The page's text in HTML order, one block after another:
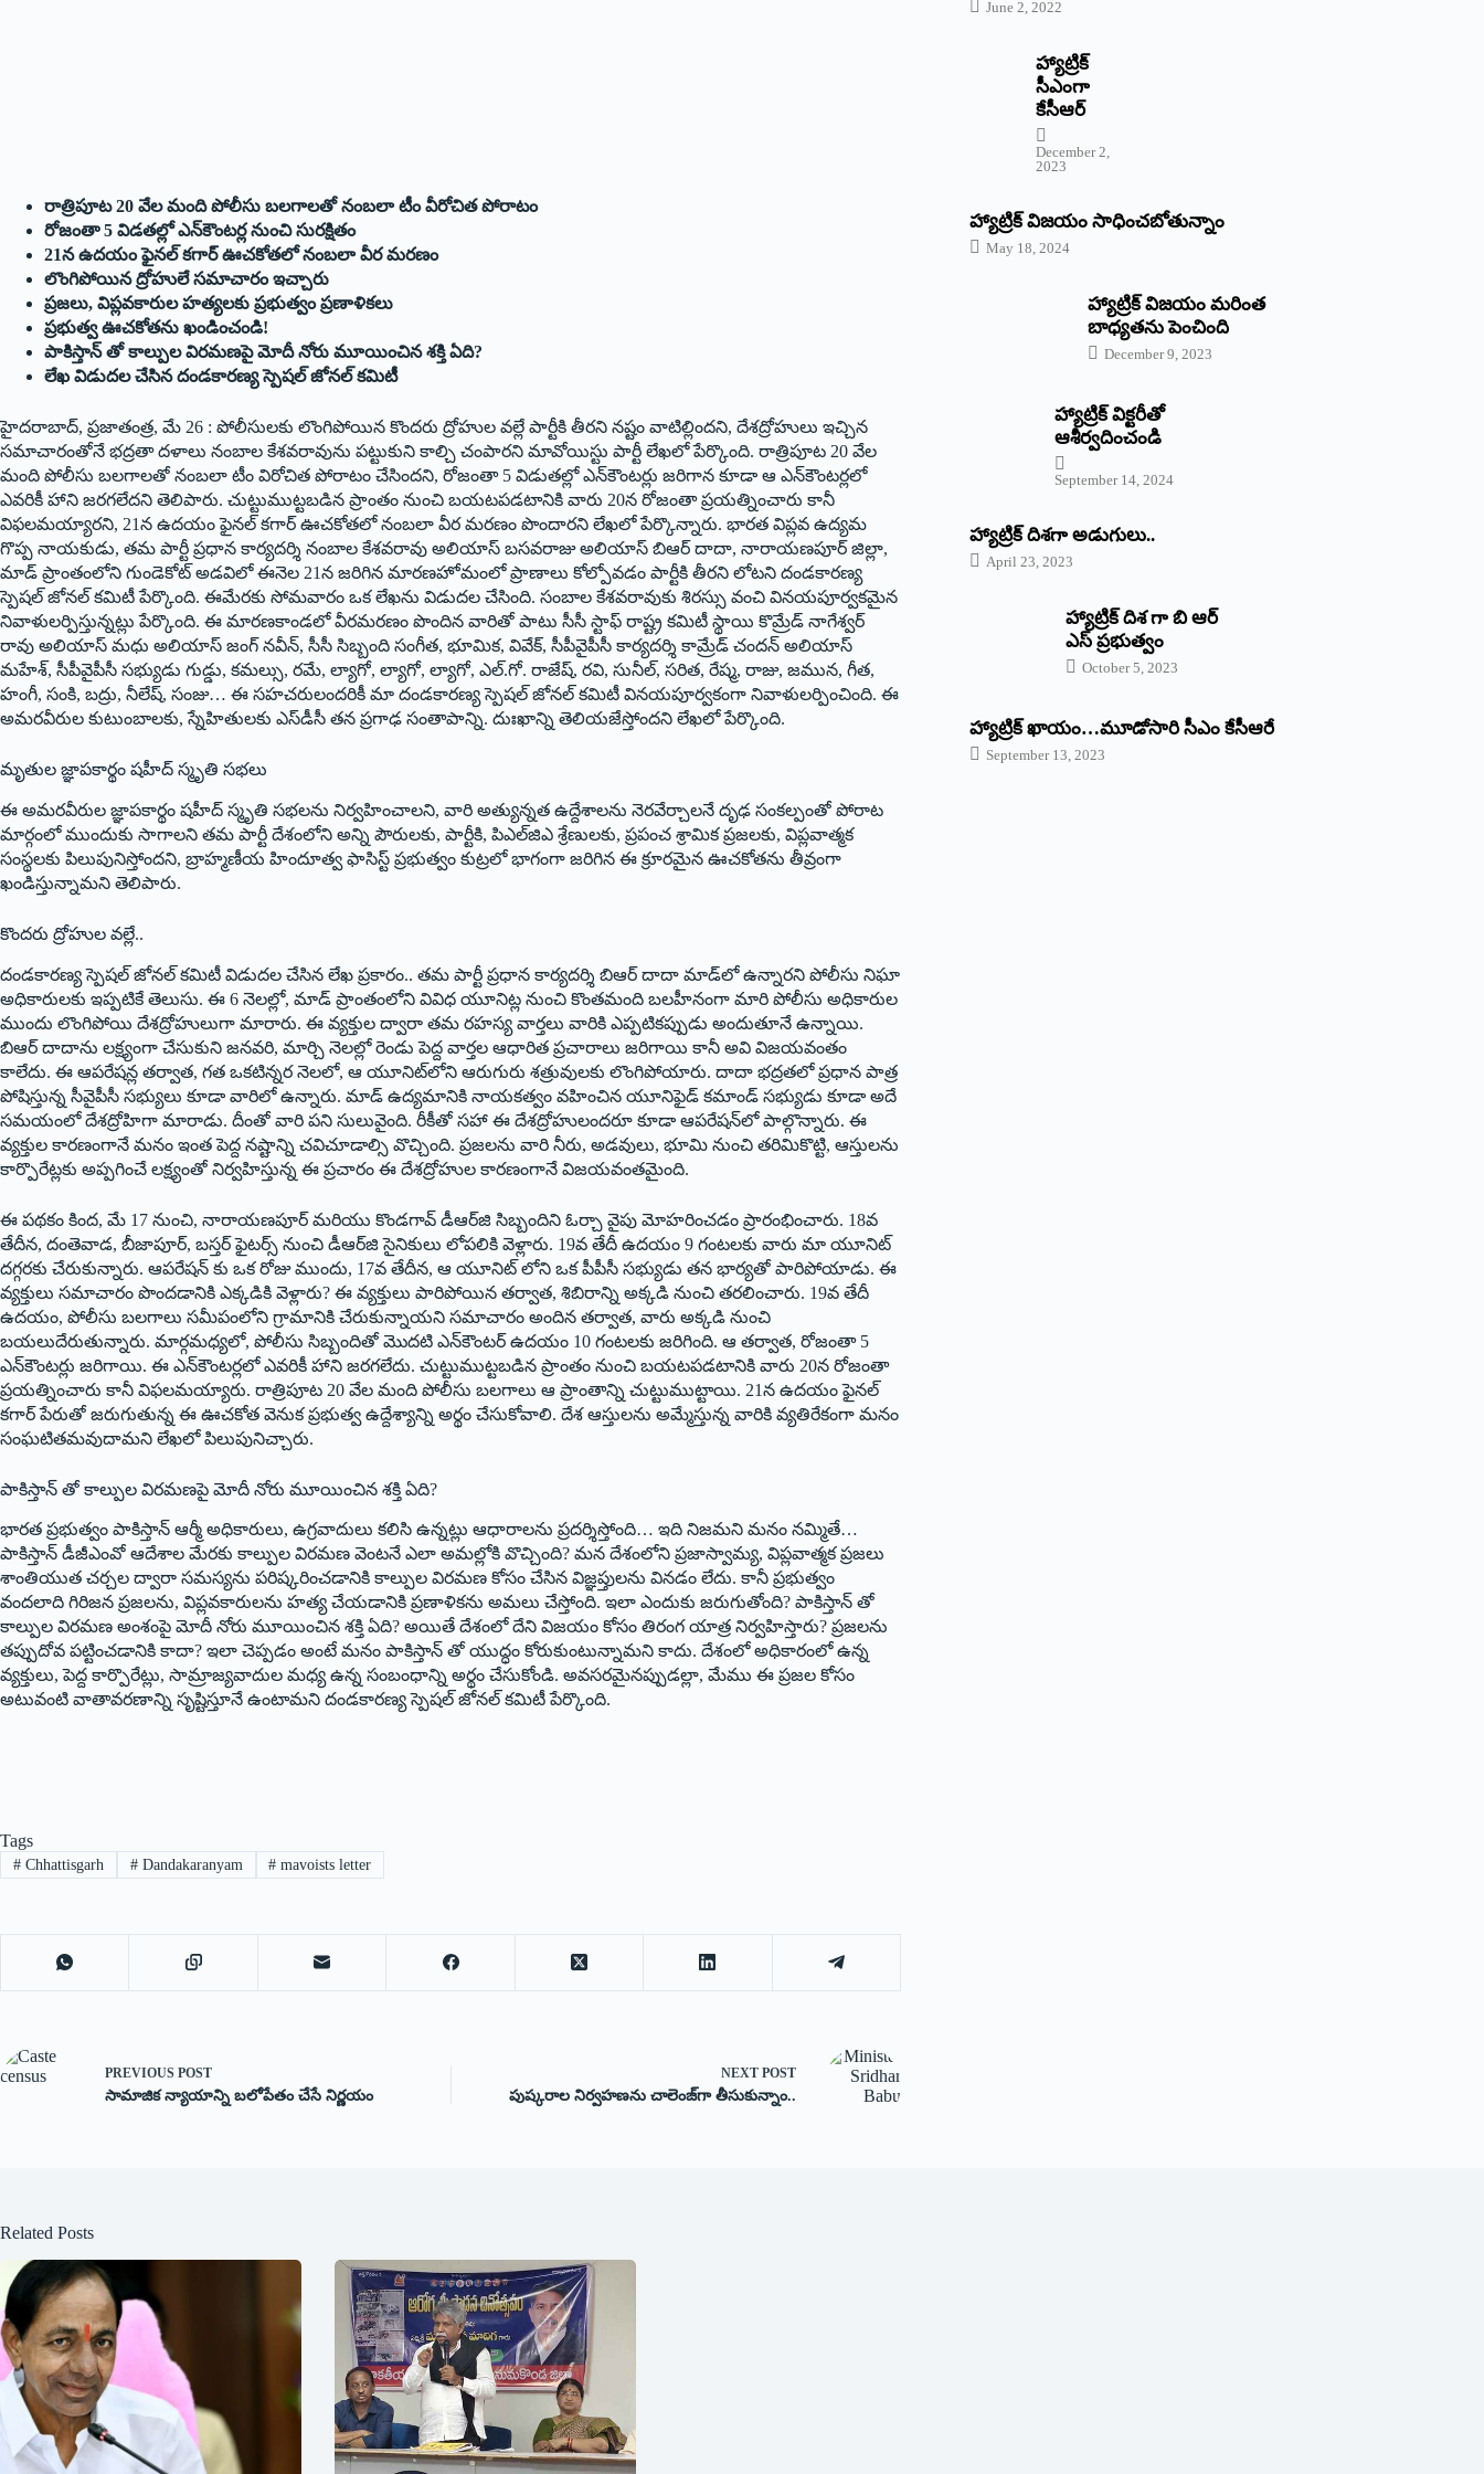
రాత్రిపూట 20 వేల మంది పోలీసు బలగాలతో నంబలా టీం వీరోచిత పోరాటం
రోజంతా 5 విడతల్లో ఎన్‌కౌంటర్ల నుంచి సుర‌క్షితం
21న ఉదయం ఫైనల్ క‌గార్ ఊచకోతలో నంబలా వీర మరణం
లొంగిపోయిన ద్రోహులే సమాచారం ఇచ్చారు
ప్రజలు, విప్లవకారుల హత్యలకు ప్రభుత్వం ప్రణాళికలు
ప్ర‌భుత్వ‌ ఊచకోతను ఖండించండి!
పాకిస్తాన్ తో కాల్పుల విరమణపై మోదీ నోరు మూయించిన శక్తి ఏది?
లేఖ విడుదల చేసిన దండకారణ్య స్పెషల్‌ ‌జోనల్‌ ‌కమిటీ
హైద‌రాబాద్‌, ప్ర‌జాతంత్ర‌, మే 26 : పోలీసుల‌కు లొంగిపోయిన కొంద‌రు ద్రోహుల వ‌ల్లే పార్టీకి తీర‌ని న‌ష్టం వాటిల్లింద‌ని, దేశ‌ద్రోహులు ఇచ్చిన
సమాచారంతోనే భద్రతా దళాలు నంబాల కేశవరావును పట్టుకుని కాల్చి చంపారని మావోయిస్టు పార్టీ లేఖలో పేర్కొంది. రాత్రిపూట 20 వేల
మంది పోలీసు బలగాలతో నంబలా టీం విరోచిత పోరాటం చేసింద‌ని, రోజంతా 5 విడుతల్లో ఎన్‌కౌంటర్లు జ‌రిగాన కూడా ఆ ఎన్‌కౌంటర్లలో
ఎవరికీ హాని జరగలేదని తెలిపారు. చుట్టుముట్టబడిన ప్రాంతం నుంచి బయటపడటానికి వారు 20న రోజంతా ప్రయత్నించారు కానీ
విఫలమయ్యారని, 21న ఉదయం ఫైనల్ క‌గార్ ఊచకోతలో నంబలా వీర మరణం పొందార‌ని లేఖ‌లో పేర్కొన్నారు. భారత విప్లవ ఉద్యమ
గొప్ప నాయకుడు, త‌మ‌ పార్టీ ప్రధాన కార్యదర్శి నంబాల కేశవరావు అలియాస్ బసవరాజు అలియాస్ బిఆర్ దాదా, నారాయణపూర్ జిల్లా,
మాడ్ ప్రాంతంలోని గుండెకోట్ అడవిలో ఈనెల 21న జ‌రిగిన మారణహోమంలో ప్రాణాలు కోల్పోవ‌డం పార్టీకి తీర‌ని లోట‌ని దండకారణ్య
స్పెషల్‌ ‌జోనల్‌ ‌కమిటీ పేర్కొంది. ఈమేర‌కు సోమ‌వారం ఒక లేఖ‌ను విడుద‌ల చేసింది. సంబాల‌ కేశ‌వ‌రావుకు శిరస్సు వంచి వినయపూర్వకమైన
నివాళులర్పిస్తున్న‌ట్లు పేర్కొంది. ఈ మారణకాండలో వీరమరణం పొందిన వారితో పాటు సీసీ స్టాఫ్ రాష్ట్ర కమిటీ స్థాయి కొమ్రేడ్ నాగేశ్వర్
రావు అలియాస్ మధు అలియాస్ జంగ్ నవీన్, సీసీ సిబ్బంది సంగీత, భూమిక, వివేక్, సీపీవైపీసీ కార్యదర్శి కామ్రేడ్ చందన్ అలియాస్
మహేశ్, సీపీవైపీసీ సభ్యుడు గుడ్డు, కమల్సు, రమే, ల్యాగో, ల్యాగో, ల్యాగో, ఎల్.గో. రాజేష్, రవి, సునీల్, సరిత, రేష్మ, రాజు, జమున, గీత,
హంగీ, సంకి, బద్రు, నీలేష్, సంజు… ఈ సహచరులందరికీ మా దండకారణ్య స్పెషల్ జోనల్ కమిటీ వినయపూర్వకంగా నివాళులర్పించింది. ఈ
అమరవీరుల కుటుంబాలకు, స్నేహితులకు ఎస్‌డీసీ తన ప్రగాఢ సంతాపాన్ని. దుఃఖాన్ని తెలియజేస్తోందని లేఖ‌లో పేర్కొంది.
మృతుల‌ జ్ఞాపకార్థం షహీద్ స్మృతి సభలు
ఈ అమరవీరుల జ్ఞాపకార్థం షహీద్ స్మృతి సభలను నిర్వహించాలని, వారి అత్యున్నత ఉద్దేశాలను నెరవేర్చాలనే దృఢ సంకల్పంతో పోరాట
మార్గంలో ముందుకు సాగాలని త‌మ‌ పార్టీ దేశంలోని అన్ని పౌరులకు, పార్టీకి, పిఎల్‌జిఎ శ్రేణులకు, ప్రపంచ శ్రామిక ప్రజలకు, విప్లవాత్మక
సంస్థలకు పిలుపునిస్తోందని, బ్రాహ్మణీయ హిందూత్వ ఫాసిస్ట్ ప్రభుత్వం కుట్రలో భాగంగా జరిగిన ఈ క్రూరమైన ఊచకోతను తీవ్రంగా
ఖండిస్తున్నామ‌ని తెలిపారు.
కొంద‌రు ద్రోహుల వ‌ల్లే..
దండకారణ్య స్పెషల్‌ ‌జోనల్‌ ‌కమిటీ విడుద‌ల చేసిన లేఖ ప్ర‌కారం.. త‌మ పార్టీ ప్రధాన కార్యదర్శి బిఆర్ దాదా మాడ్‌లో ఉన్నారని పోలీసు నిఘా
అధికారులకు ఇప్పటికే తెలుసు. ఈ 6 నెలల్లో, మాడ్ ప్రాంతంలోని వివిధ యూనిట్ల నుంచి కొంతమంది బలహీనంగా మారి పోలీసు అధికారుల
ముందు లొంగిపోయి దేశద్రోహులుగా మారారు. ఈ వ్యక్తుల ద్వారా త‌మ‌ రహస్య వార్తలు వారికి ఎప్పటికప్పుడు అందుతూనే ఉన్నాయి.
బిఆర్ దాదాను లక్ష్యంగా చేసుకుని జనవరి, మార్చి నెలల్లో రెండు పెద్ద వార్తల ఆధారిత ప్రచారాలు జరిగాయి కానీ అవి విజయవంతం
కాలేదు. ఈ ఆపరేషన్ల తర్వాత, గత ఒకటిన్నర నెలలో, ఆ యూనిట్‌లోని ఆరుగురు శత్రువులకు లొంగిపోయారు. దాదా భద్రతలో ప్రధాన పాత్ర
పోషిస్తున్న సీవైపీసీ సభ్యులు కూడా వారిలో ఉన్నారు. మాడ్ ఉద్యమానికి నాయకత్వం వహించిన యూనిఫైడ్ కమాండ్ సభ్యుడు కూడా అదే
సమయంలో దేశద్రోహిగా మారాడు. దీంతో వారి పని సులువైంది. రీకీతో సహా ఈ దేశద్రోహులందరూ కూడా ఆపరేషన్‌లో పాల్గొన్నారు. ఈ
వ్యక్తుల కారణంగానే మనం ఇంత పెద్ద నష్టాన్ని చవిచూడాల్సి వొచ్చింది. ప్రజలను వారి నీరు, అడవులు, భూమి నుంచి తరిమికొట్టి, ఆస్తులను
కార్పొరేట్లకు అప్పగించే లక్ష్యంతో నిర్వహిస్తున్న ఈ ప్రచారం ఈ దేశద్రోహుల కారణంగానే విజయవంతమైంది.
ఈ పథకం కింద, మే 17 నుంచి, నారాయణపూర్ మరియు కొండగావ్ డీఆర్‌జి సిబ్బందిని ఓర్చా వైపు మోహరించడం ప్రారంభించారు. 18వ
తేదీన, దంతెవాడ, బీజాపూర్, బస్తర్ ఫైటర్స్ నుంచి డీఆర్‌జి సైనికులు లోపలికి వెళ్లారు. 19వ తేదీ ఉదయం 9 గంటలకు వారు మా యూనిట్
దగ్గరకు చేరుకున్నారు. ఆపరేషన్ కు ఒక రోజు ముందు, 17వ తేదీన, ఆ యూనిట్ లోని ఒక పీపీసీ సభ్యుడు తన భార్యతో పారిపోయాడు. ఈ
వ్యక్తులు సమాచారం పొందడానికి ఎక్కడికి వెళ్లారు? ఈ వ్యక్తులు పారిపోయిన తర్వాత, శిబిరాన్ని అక్కడి నుంచి తరలించారు. 19వ తేదీ
ఉదయం, పోలీసు బలగాలు సమీపంలోని గ్రామానికి చేరుకున్నాయని సమాచారం అందిన తర్వాత, వారు అక్కడి నుంచి
బయలుదేరుతున్నారు. మార్గమధ్యలో, పోలీసు సిబ్బందితో మొదటి ఎన్‌కౌంటర్ ఉదయం 10 గంటలకు జరిగింది. ఆ తర్వాత, రోజంతా 5
ఎన్‌కౌంటర్లు జరిగాయి. ఈ ఎన్‌కౌంటర్లలో ఎవరికీ హాని జరగలేదు. చుట్టుముట్టబడిన ప్రాంతం నుంచి బయటపడటానికి వారు 20న రోజంతా
ప్రయత్నించారు కానీ విఫలమయ్యారు. రాత్రిపూట 20 వేల మంది పోలీసు బలగాలు ఆ ప్రాంతాన్ని చుట్టుముట్టాయి. 21న ఉదయం ఫైనల్
క‌గార్ పేరుతో జరుగుతున్న ఈ ఊచకోత వెనుక ప్రభుత్వ ఉద్దేశ్యాన్ని అర్థం చేసుకోవాలి. దేశ‌ ఆస్తులను అమ్మేస్తున్న వారికి వ్యతిరేకంగా మనం
సంఘటితమవుదామ‌ని లేఖ‌లో పిలుపునిచ్చారు.
పాకిస్తాన్ తో కాల్పుల విరమణపై మోదీ నోరు మూయించిన శక్తి ఏది?
భారత ప్రభుత్వం పాకిస్తాన్ ఆర్మీ అధికారులు, ఉగ్రవాదులు కలిసి ఉన్నట్లు ఆధారాలను ప్రదర్శిస్తోంది… ఇది నిజమని మనం నమ్మితే…
పాకిస్తాన్ డీజీఎంవో ఆదేశాల మేరకు కాల్పుల విరమణ వెంటనే ఎలా అమల్లోకి వొచ్చింది? మన దేశంలోని ప్రజాస్వామ్య, విప్లవాత్మక ప్రజలు
శాంతియుత చర్చల ద్వారా సమస్యను పరిష్కరించడానికి కాల్పుల విరమణ కోసం చేసిన విజ్ఞప్తులను వినడం లేదు. కానీ ప్రభుత్వం
వందలాది గిరిజన ప్రజలను, విప్లవకారులను హత్య చేయడానికి ప్రణాళికను అమలు చేస్తోంది. ఇలా ఎందుకు జరుగుతోంది? పాకిస్తాన్ తో
కాల్పుల విరమణ అంశంపై మోదీ నోరు మూయించిన శక్తి ఏది? అయితే దేశంలో దేని విజయం కోసం తిరంగ యాత్ర నిర్వహిస్తారు? ప్రజలను
తప్పుదోవ పట్టించడానికి కాదా? ఇలా చెప్పడం అంటే మనం పాకిస్తాన్ తో యుద్ధం కోరుకుంటున్నామని కాదు. దేశంలో అధికారంలో ఉన్న
వ్యక్తులు, పెద్ద కార్పొరేట్లు, సామ్రాజ్యవాదుల మధ్య ఉన్న సంబంధాన్ని అర్థం చేసుకోండి. అవసరమైనప్పుడల్లా, మేము ఈ ప్రజల కోసం
అటువంటి వాతావరణాన్ని సృష్టిస్తూనే ఉంటామ‌ని దండకారణ్య స్పెషల్‌ ‌జోనల్‌ ‌కమిటీ పేర్కొంది.
Tags
#Chhattisgarh #Dandakaranyam # mavoists letter
PREVIOUS POST
సామాజిక న్యాయాన్ని బ‌లోపేతం చేసే నిర్ణ‌యం
NEXTPOST
పుష్కరాల నిర్వహణను చాలెంజ్‌గా తీసుకున్నాం..
June 2, 2022
హ్యాట్రిక్‌
‌సీఎంగా
కేసీఆర్‌
December 2,
2023
హ్యాట్రిక్‌ విజయం సాధించబోతున్నాం
May 18, 2024
హ్యాట్రిక్ విజయం మరింత
బాధ్యతను పెంచింది
December 9, 2023
హ్యాట్రిక్‌ ‌విక్టరీతో
ఆశీర్వదించండి
September 14, 2024
‌హ్యాట్రిక్‌ ‌దిశగా అడుగులు..
April 23, 2023
హ్యాట్రిక్ దిశ గా బి ఆర్
ఎస్ ప్రభుత్వం
October 5, 2023
హ్యాట్రిక్‌ ‌ఖాయం…మూడోసారి సీఎం కేసీఆరే
September 13, 2023
Related Posts